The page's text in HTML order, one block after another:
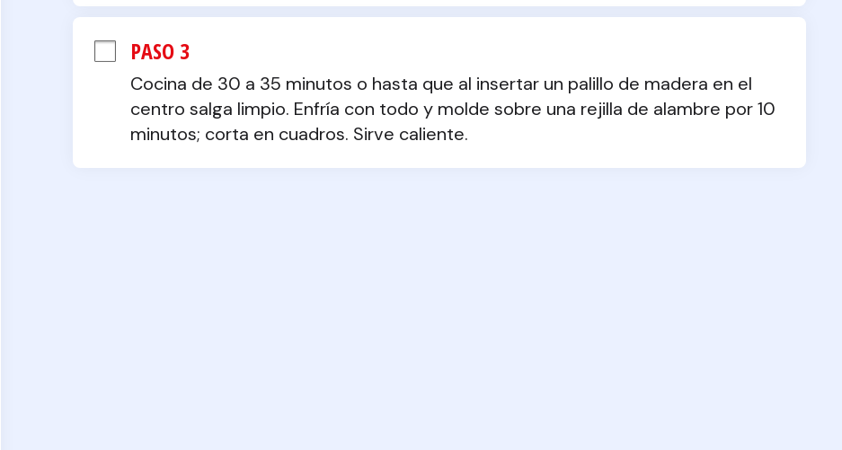
PASO 3
Cocina de 30 a 35 minutos o hasta que al insertar un palillo de madera en el
centro salga limpio. Enfría con todo y molde sobre una rejilla de alambre por 10
minutos; corta en cuadros. Sirve caliente.